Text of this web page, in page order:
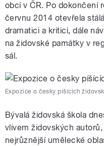
obcí v ČR. Po dokončení
červnu 2014 otevřela
dramatici a kritici, dále
na židovské památky v
sál.
Expozice o česky píšících
Bývalá židovská škola
vlivem židovských
nejrůznější umělecké